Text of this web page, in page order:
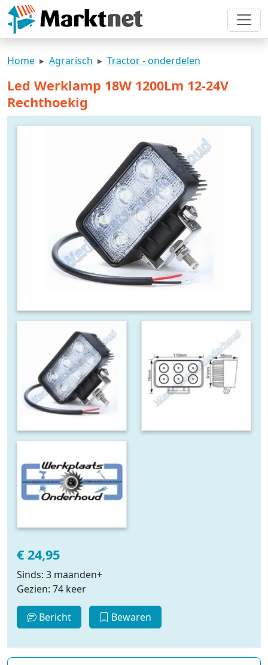
Home Agrarisch Tractor - onderdelen
Led Werklamp 18W 1200Lm 12-24V
Rechthoekig
€ 24,95
Sinds: 3 maanden+
Gezien: 74 keer
Bericht Bewaren